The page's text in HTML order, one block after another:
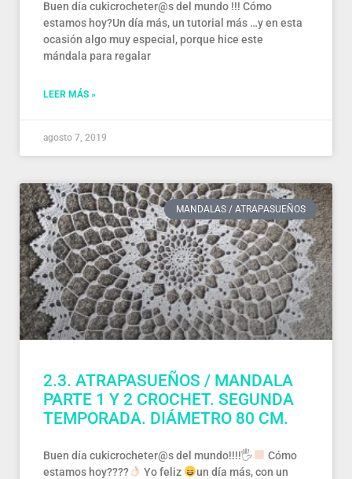
Buen día cukicrocheter@s del mundo !!! Cómo
estamos hoy?Un día más, un tutorial más …y en esta
ocasión algo muy especial, porque hice este
mándala para regalar
LEER MÁS »
agosto 7, 2019
MANDALAS / ATRAPASUEÑOS
2.3. ATRAPASUEÑOS / MANDALA
PARTE 1 Y 2 CROCHET. SEGUNDA
TEMPORADA. DIÁMETRO 80 CM.
Buen día cukicrocheter@s del mundo!!!!🖐
Cómo
estamos hoy????
Yo feliz
un día más, con un